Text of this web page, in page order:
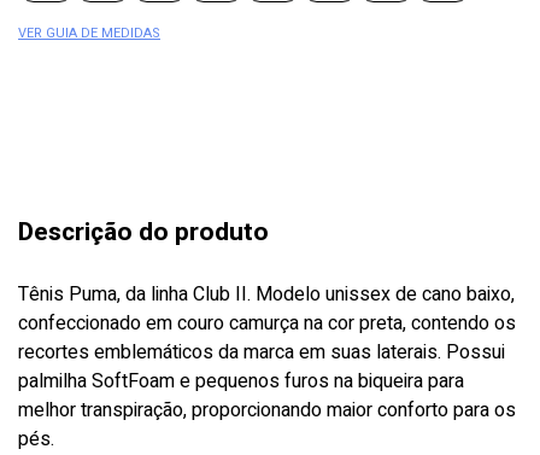
VER GUIA DE MEDIDAS
Descrição do produto
Tênis Puma, da linha Club II. Modelo unissex de cano baixo,
confeccionado em couro camurça na cor preta, contendo os
recortes emblemáticos da marca em suas laterais. Possui
palmilha SoftFoam e pequenos furos na biqueira para
melhor transpiração, proporcionando maior conforto para os
pés.